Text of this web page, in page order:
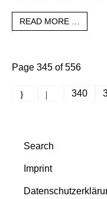
READ MORE …
Page 345 of 556
340
Search
Imprint